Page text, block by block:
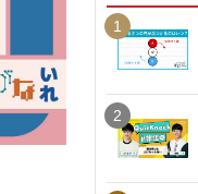
1
2